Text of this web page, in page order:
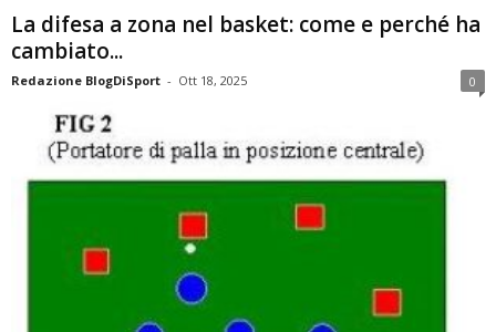
La difesa a zona nel basket: come e perché ha
cambiato...
Redazione BlogDiSport - Ott 18, 2025 0